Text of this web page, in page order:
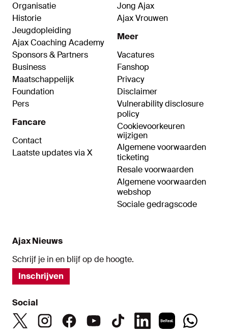
Organisatie
Historie
Jeugdopleiding
Ajax Coaching Academy
Sponsors & Partners
Business
Maatschappelijk
Foundation
Pers
Fancare
Contact
Laatste updates via X
Jong Ajax
Ajax Vrouwen
Meer
Vacatures
Fanshop
Privacy
Disclaimer
Vulnerability disclosure
policy
Cookievoorkeuren
wijzigen
Algemene voorwaarden
ticketing
Resale voorwaarden
Algemene voorwaarden
webshop
Sociale gedragscode
Ajax Nieuws
Schrijf je in en blijf op de hoogte.
Inschrijven
Social